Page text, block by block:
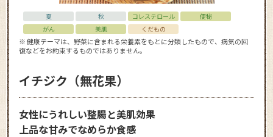
夏 秋 コレステロール
便秘
がん
美肌 くだもの
※ 健康テーマは、野菜に含まれる栄養素をもとに分類したもので、病気の回
復などをお約束するものではありません。
イチジク（無花果）
女性にうれしい整腸と美肌効果
上品な甘みでなめらか食感